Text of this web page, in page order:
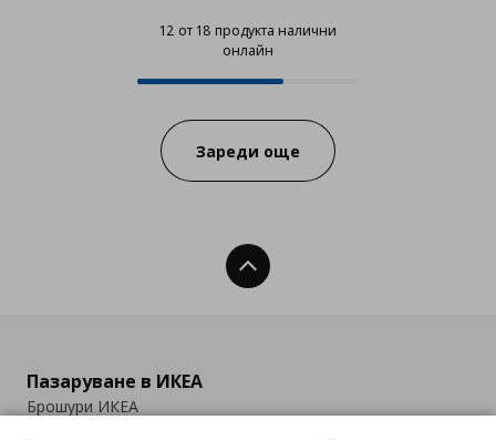
12 от 18 продукта налични
онлайн
Progress:
Зареди още
Нагоре
Пазаруване в ИКЕА
Брошури ИКЕА